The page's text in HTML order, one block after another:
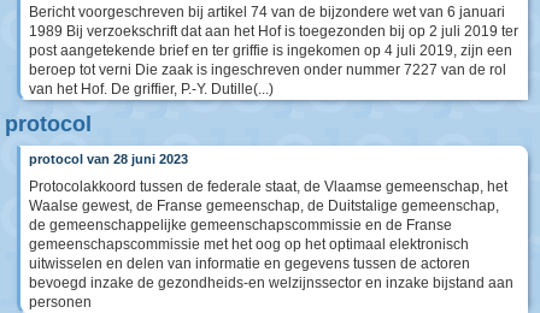
Bericht voorgeschreven bij artikel 74 van de bijzondere wet van 6 januari
1989 Bij verzoekschrift dat aan het Hof is toegezonden bij op 2 juli 2019 ter
post aangetekende brief en ter griffie is ingekomen op 4 juli 2019, zijn een
beroep tot verni Die zaak is ingeschreven onder nummer 7227 van de rol
van het Hof. De griffier, P.-Y. Dutille(...)
protocol
protocol van 28 juni 2023
Protocolakkoord tussen de federale staat, de Vlaamse gemeenschap, het
Waalse gewest, de Franse gemeenschap, de Duitstalige gemeenschap,
de gemeenschappelijke gemeenschapscommissie en de Franse
gemeenschapscommissie met het oog op het optimaal elektronisch
uitwisselen en delen van informatie en gegevens tussen de actoren
bevoegd inzake de gezondheids-en welzijnssector en inzake bijstand aan
personen